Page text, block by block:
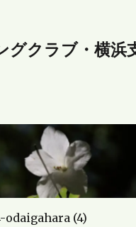
グクラブ・横浜
odaigahara (4)